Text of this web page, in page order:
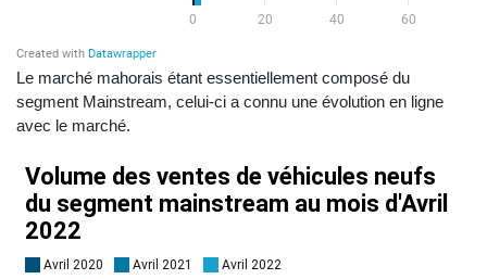
Le marché mahorais étant essentiellement composé du
segment Mainstream, celui-ci a connu une évolution en ligne
avec le marché.